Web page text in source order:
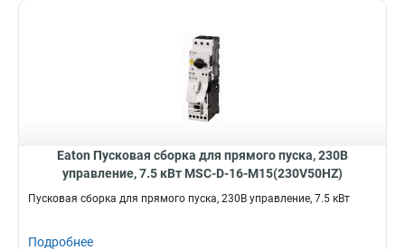
Eaton Пусковая сборка для прямого пуска, 230В
управление, 7.5 кВт MSC-D-16-M15(230V50HZ)
Пусковая сборка для прямого пуска, 230В управление, 7.5 кВт
Подробнее